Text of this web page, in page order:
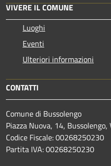
VIVERE IL COMUNE
Luoghi
Eventi
Ulteriori informazioni
CONTATTI
Comune di Bussolengo
Piazza Nuova, 14,
Codice Fiscale: 00268250230
Partita IVA: 00268250230